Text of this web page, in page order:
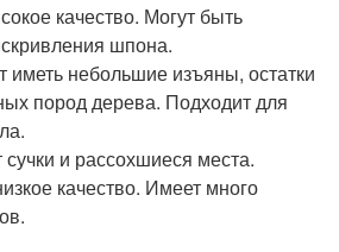
качество. Могут быть
шпона.
иметь небольшие изъяны, остатки
пород дерева. Подходит для
сучки и рассохшиеся места.
качество. Имеет много